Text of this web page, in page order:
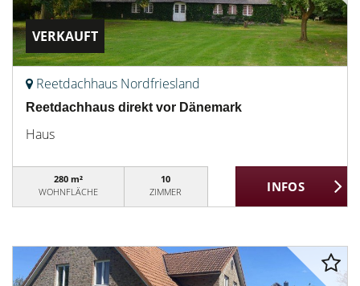
VERKAUFT
Reetdachhaus Nordfriesland
Reetdachhaus direkt vor Dänemark
Haus
280 m²
WOHNFLÄCHE
10
ZIMMER